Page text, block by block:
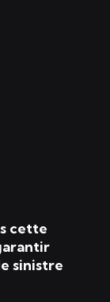
cette
sinistre